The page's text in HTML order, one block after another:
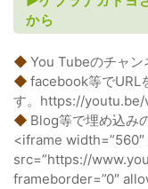
から
◆ You Tubeのチャン
◆ facebook等でURL
す。https://youtu.be/
◆ Blog等で埋め込み
<iframe width=”560″
src=”https://
frameborder=”0″